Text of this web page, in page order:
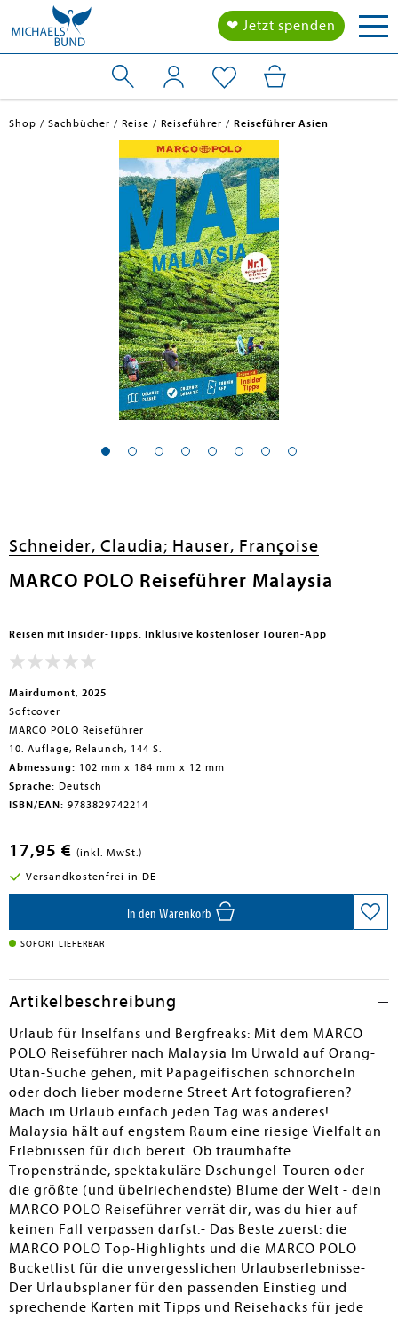
❤ Jetzt spenden
Shop Sachbücher Reise Reiseführer Reiseführer Asien
Schneider, Claudia; Hauser, Françoise
MARCO POLO Reiseführer Malaysia
Reisen mit Insider-Tipps. Inklusive kostenloser Touren-App
Mairdumont, 2025
Softcover
MARCO POLO Reiseführer
10. Auflage, Relaunch, 144 S.
Abmessung: 102 mm x 184 mm x 12 mm
Sprache: Deutsch
ISBN/EAN: 9783829742214
17,95 € (inkl. MwSt.)
Versandkostenfrei in DE
In den Warenkorb
SOFORT LIEFERBAR
Artikelbeschreibung
Urlaub für Inselfans und Bergfreaks: Mit dem MARCO
POLO Reiseführer nach Malaysia Im Urwald auf Orang-
Utan-Suche gehen, mit Papageifischen schnorcheln
oder doch lieber moderne Street Art fotografieren?
Mach im Urlaub einfach jeden Tag was anderes!
Malaysia hält auf engstem Raum eine riesige Vielfalt an
Erlebnissen für dich bereit. Ob traumhafte
Tropenstrände, spektakuläre Dschungel-Touren oder
die größte (und übelriechendste) Blume der Welt - dein
MARCO POLO Reiseführer verrät dir, was du hier auf
keinen Fall verpassen darfst.- Das Beste zuerst: die
MARCO POLO Top-Highlights und die MARCO POLO
Bucketlist für die unvergesslichen Urlaubserlebnisse-
Der Urlaubsplaner für den passenden Einstieg und
sprechende Karten mit Tipps und Reisehacks für jede